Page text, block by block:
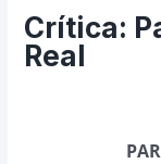
Cosas de
Crítica:
Real